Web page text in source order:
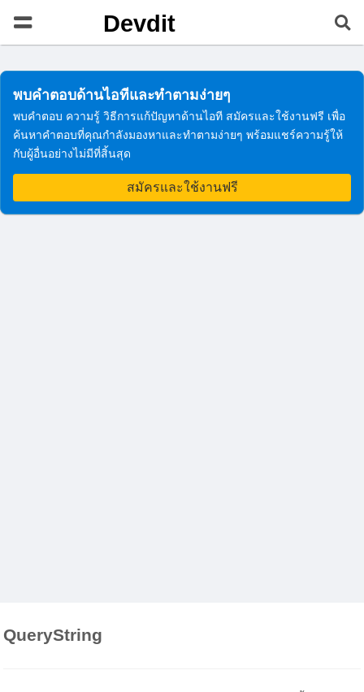
Devdit
พบคำตอบด้านไอทีและทำตามง่ายๆ
พบคำตอบ ความรู้ วิธีการแก้ปัญหาด้านไอที สมัครและใช้งานฟรี เพื่อ
ค้นหาคำตอบที่คุณกำลังมองหาและทำตามง่ายๆ พร้อมแชร์ความรู้ให้
กับผู้อื่นอย่างไม่มีที่สิ้นสุด
สมัครและใช้งานฟรี
QueryString